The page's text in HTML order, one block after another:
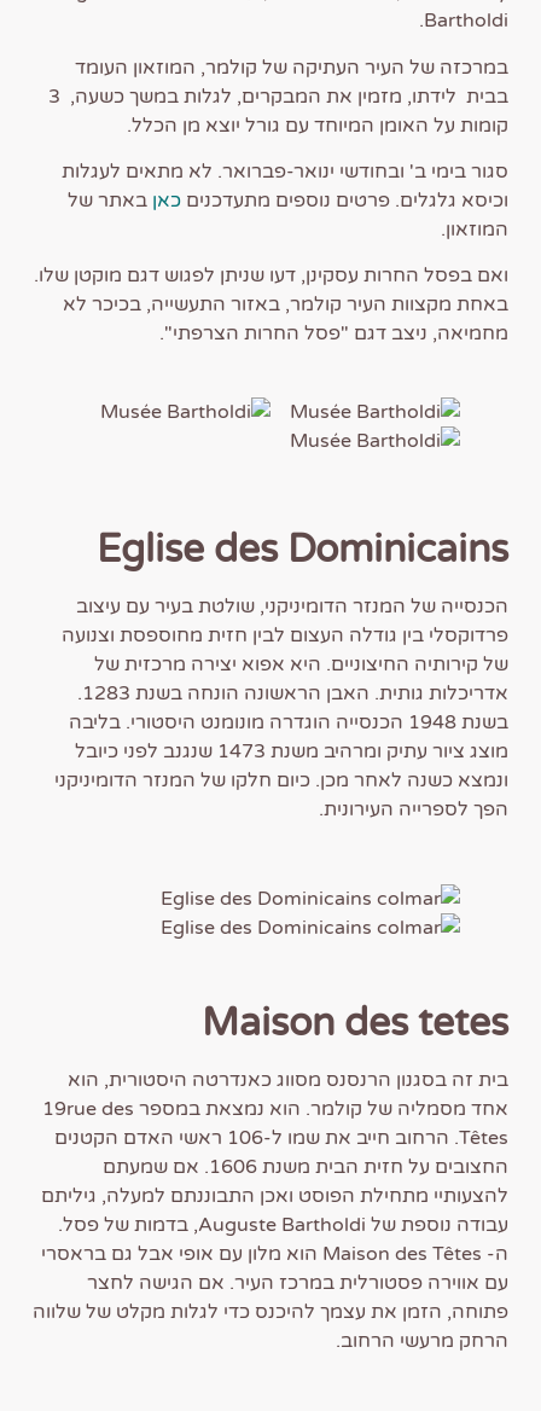
Bartholdi.
במרכזה של העיר העתיקה של קולמר, המוזאון העומד
בבית לידתו, מזמין את המבקרים, לגלות במשך כשעה, 3
קומות על האומן המיוחד עם גורל יוצא מן הכלל.
סגור בימי ב' ובחודשי ינואר-פברואר. לא מתאים לעגלות
וכיסא גלגלים. פרטים נוספים מתעדכנים כאן באתר של
המוזאון.
ואם בפסל החרות עסקינן, דעו שניתן לפגוש דגם מוקטן שלו.
באחת מקצוות העיר קולמר, באזור התעשייה, בכיכר לא
מחמיאה, ניצב דגם "פסל החרות הצרפתי".
Eglise des Dominicains
הכנסייה של המנזר הדומיניקני, שולטת בעיר עם עיצוב
פרדוקסלי בין גודלה העצום לבין חזית מחוספסת וצנועה
של קירותיה החיצוניים. היא אפוא יצירה מרכזית של
אדריכלות גותית. האבן הראשונה הונחה בשנת 1283.
בשנת 1948 הכנסייה הוגדרה מונומנט היסטורי. בליבה
מוצג ציור עתיק ומרהיב משנת 1473 שנגנב לפני כיובל
ונמצא כשנה לאחר מכן. כיום חלקו של המנזר הדומיניקני
הפך לספרייה העירונית.
Maison des tetes
בית זה בסגנון הרנסנס מסווג כאנדרטה היסטורית, הוא
אחד מסמליה של קולמר. הוא נמצאת במספר 19rue des
Têtes. הרחוב חייב את שמו ל-106 ראשי האדם הקטנים
החצובים על חזית הבית משנת 1606. אם שמעתם
להצעותיי מתחילת הפוסט ואכן התבוננתם למעלה, גיליתם
עבודה נוספת של Auguste Bartholdi, בדמות של פסל.
ה- Maison des Têtes הוא מלון עם אופי אבל גם בראסרי
עם אווירה פסטורלית במרכז העיר. אם הגישה לחצר
פתוחה, הזמן את עצמך להיכנס כדי לגלות מקלט של שלווה
הרחק מרעשי הרחוב.